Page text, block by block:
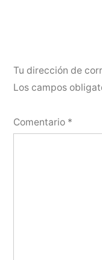
Tu dirección de
Los campos
Comentario *